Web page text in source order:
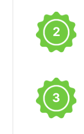
2
3